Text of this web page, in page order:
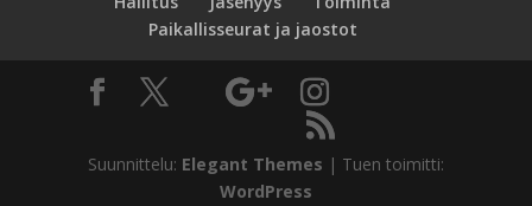
Paikallisseurat ja jaostot
Suunnittelu: Elegant Themes | Tuen toimitti:
WordPress